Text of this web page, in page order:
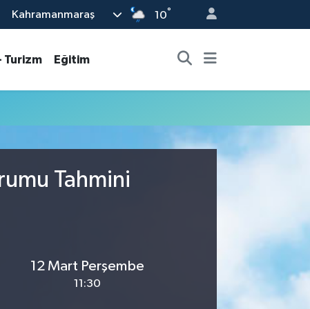
Kahramanmaraş 10°
Turizm Eğitim
Tahmini
12 Mart Perşembe
11:30